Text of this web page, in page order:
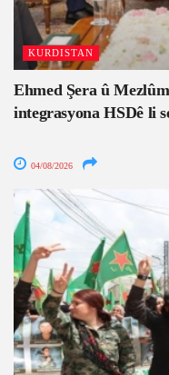
KURDISTAN
Ehmed Şera û
integrasyona HSDê li
04/08/2026